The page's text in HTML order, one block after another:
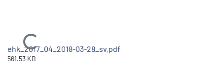
Ladataan...
ehk_2017_04_2018-03-28_sv.pdf
561.53 KB